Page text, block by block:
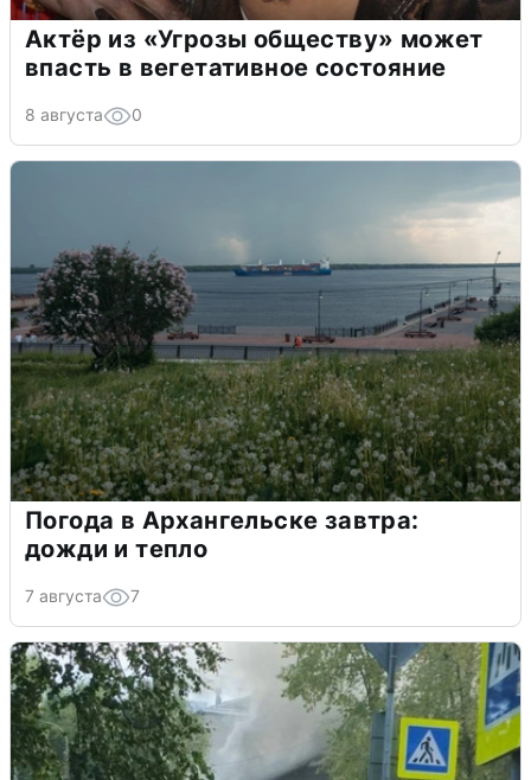
Актёр из «Угрозы обществу» может
впасть в вегетативное состояние
8 августа 0
Погода в Архангельске завтра:
дожди и тепло
7 августа 7